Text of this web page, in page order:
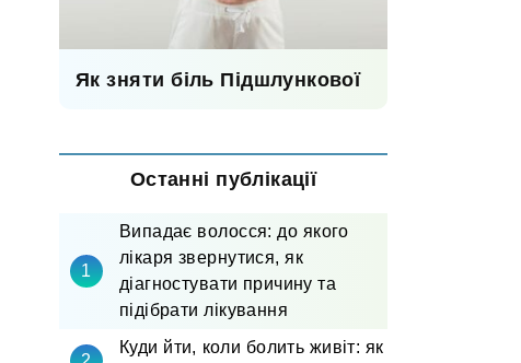
Як зняти біль Підшлункової
Останні публікації
Випадає волосся: до якого
лікаря звернутися, як
діагностувати причину та
підібрати лікування
Куди йти, коли болить живіт: як